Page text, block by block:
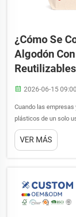
¿Cómo Se
Algodón
2026-06-15
Cuando las
plásticos de un solo
¿qué opción
sostenibilidad y
VER MÁS